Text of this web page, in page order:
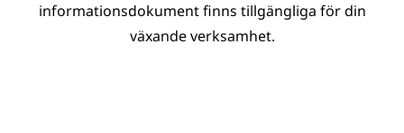
informationsdokument finns tillgängliga för din
växande verksamhet.